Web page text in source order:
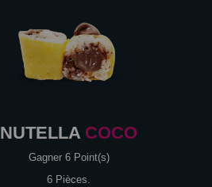
NUTELLA COCO
Gagner 6 Point(s)
6 Pièces.